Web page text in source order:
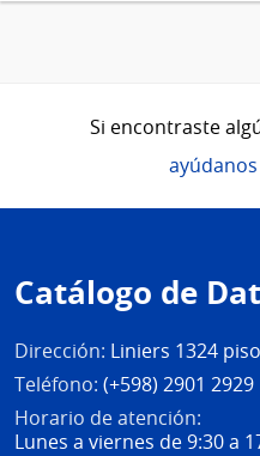
Si encontraste
de
página
Catálogo de
Dirección: Liniers 1324
Teléfono: (+598) 2901 2929
Horario de atención:
Lunes a viernes de 9:30 a